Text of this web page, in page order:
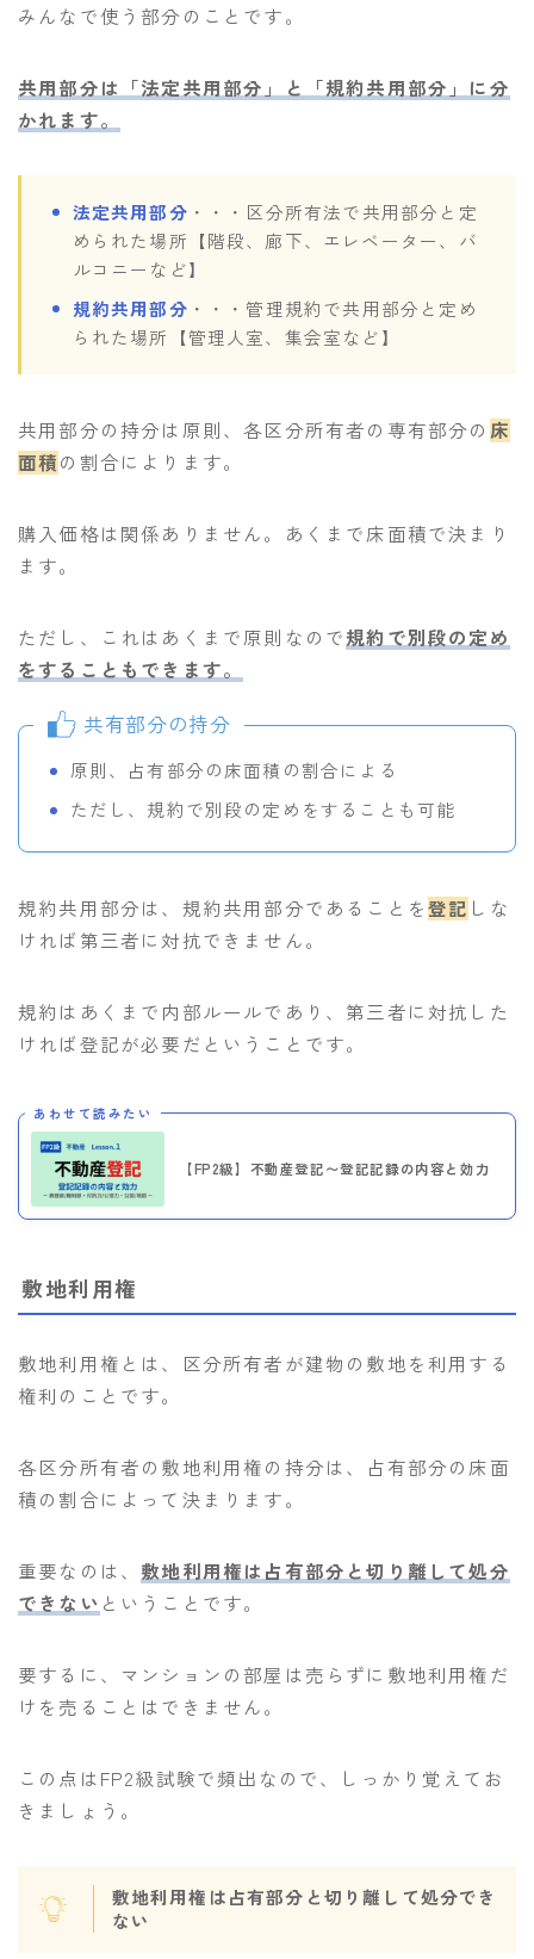
みんなで使う部分のことです。
共用部分は「法定共用部分」と「規約共用部分」に分
かれます。
法定共用部分 ・・・区分所有法で共用部分と定
められた場所【階段、廊下、エレベーター、バ
ルコニーなど】
規約共用部分 ・・・管理規約で共用部分と定め
られた場所【管理人室、集会室など】
共用部分の持分は原則、各区分所有者の専有部分の 床
面積の割合によります。
購入価格は関係ありません。あくまで床面積で決まり
ます。
ただし、これはあくまで原則なので規約で別段の定め
をすることもできます。
共有部分の持分
原則、占有部分の床面積の割合による
ただし、規約で別段の定めをすることも可能
規約共用部分は、規約共用部分であることを登記 しな
ければ第三者に対抗できません。
規約はあくまで内部ルールであり、第三者に対抗した
ければ登記が必要だということです。
あわせて読みたい
【FP2級】不動産登記〜登記記録の内容と効力
敷地利用権
敷地利用権とは、区分所有者が建物の敷地を利用する
権利のことです。
各区分所有者の敷地利用権の持分は、占有部分の床面
積の割合によって決まります。
重要なのは、 敷地利用権は占有部分と切り離して処分
できない ということです。
要するに、マンションの部屋は売らずに敷地利用権だ
けを売ることはできません。
この点はFP2級試験で頻出なので、しっかり覚えてお
きましょう。
敷地利用権は占有部分と切り離して処分でき
ない